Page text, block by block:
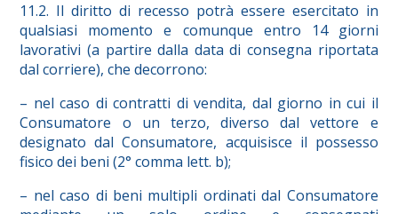
11.2. Il diritto di recesso potrà essere esercitato in
qualsiasi momento e comunque entro 14 giorni
lavorativi (a partire dalla data di consegna riportata
dal corriere), che decorrono:
– nel caso di contratti di vendita, dal giorno in cui il
Consumatore o un terzo, diverso dal vettore e
designato dal Consumatore, acquisisce il possesso
fisico dei beni (2° comma lett. b);
– nel caso di beni multipli ordinati dal Consumatore